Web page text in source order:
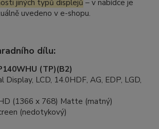
jiných typů displejů – v nabídce je
uvedeno v e-shopu.
dílu:
(TP)(B2)
Display, LCD, 14.0HDF, AG, EDP, LGD,
(1366 x 768) Matte (matný)
(nedotykový)